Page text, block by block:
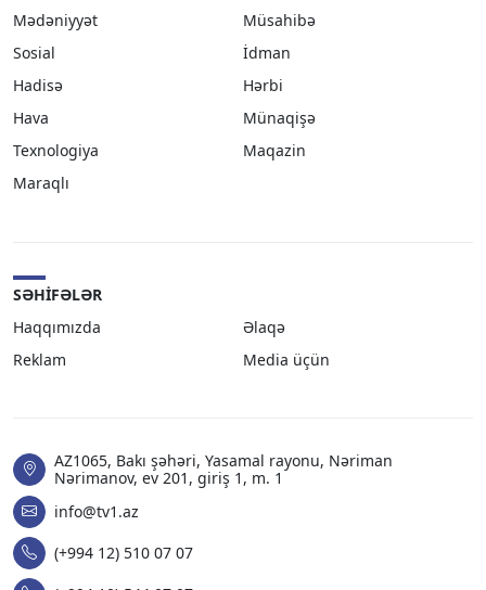
Mədəniyyət
Müsahibə
Sosial
İdman
Hadisə
Hərbi
Hava
Münaqişə
Texnologiya
Maqazin
Maraqlı
SƏHIFƏLƏR
Haqqımızda
Əlaqə
Reklam
Media üçün
AZ1065, Bakı şəhəri, Yasamal rayonu, Nəriman
Nərimanov, ev 201, giriş 1, m. 1
info@tv1.az
(+994 12) 510 07 07